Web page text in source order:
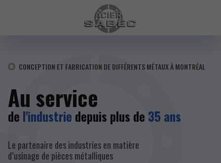
CONCEPTION ET FABRICATION DE DIFFÉRENTS MÉTAUX À MONTRÉAL
Au service
de l'industrie depuis plus de 35 ans
Le partenaire des industries en matière
d’usinage de pièces métalliques